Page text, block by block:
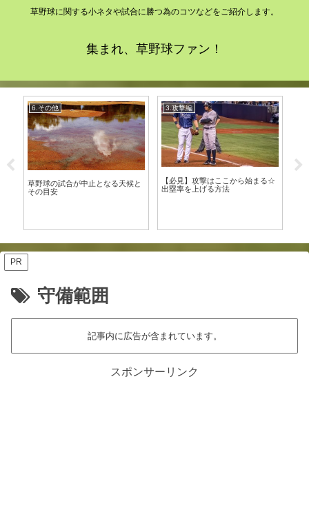
草野球に関する小ネタや試合に勝つ為のコツなどをご紹介します。
集まれ、草野球ファン！
6.その他
草野球の試合が中止となる天候と
その目安
3.攻撃編
【必見】攻撃はここから始まる☆
出塁率を上げる方法
PR
守備範囲
記事内に広告が含まれています。
スポンサーリンク